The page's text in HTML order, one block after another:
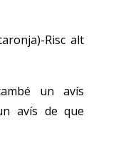
Risc alt
un avís
avís de que